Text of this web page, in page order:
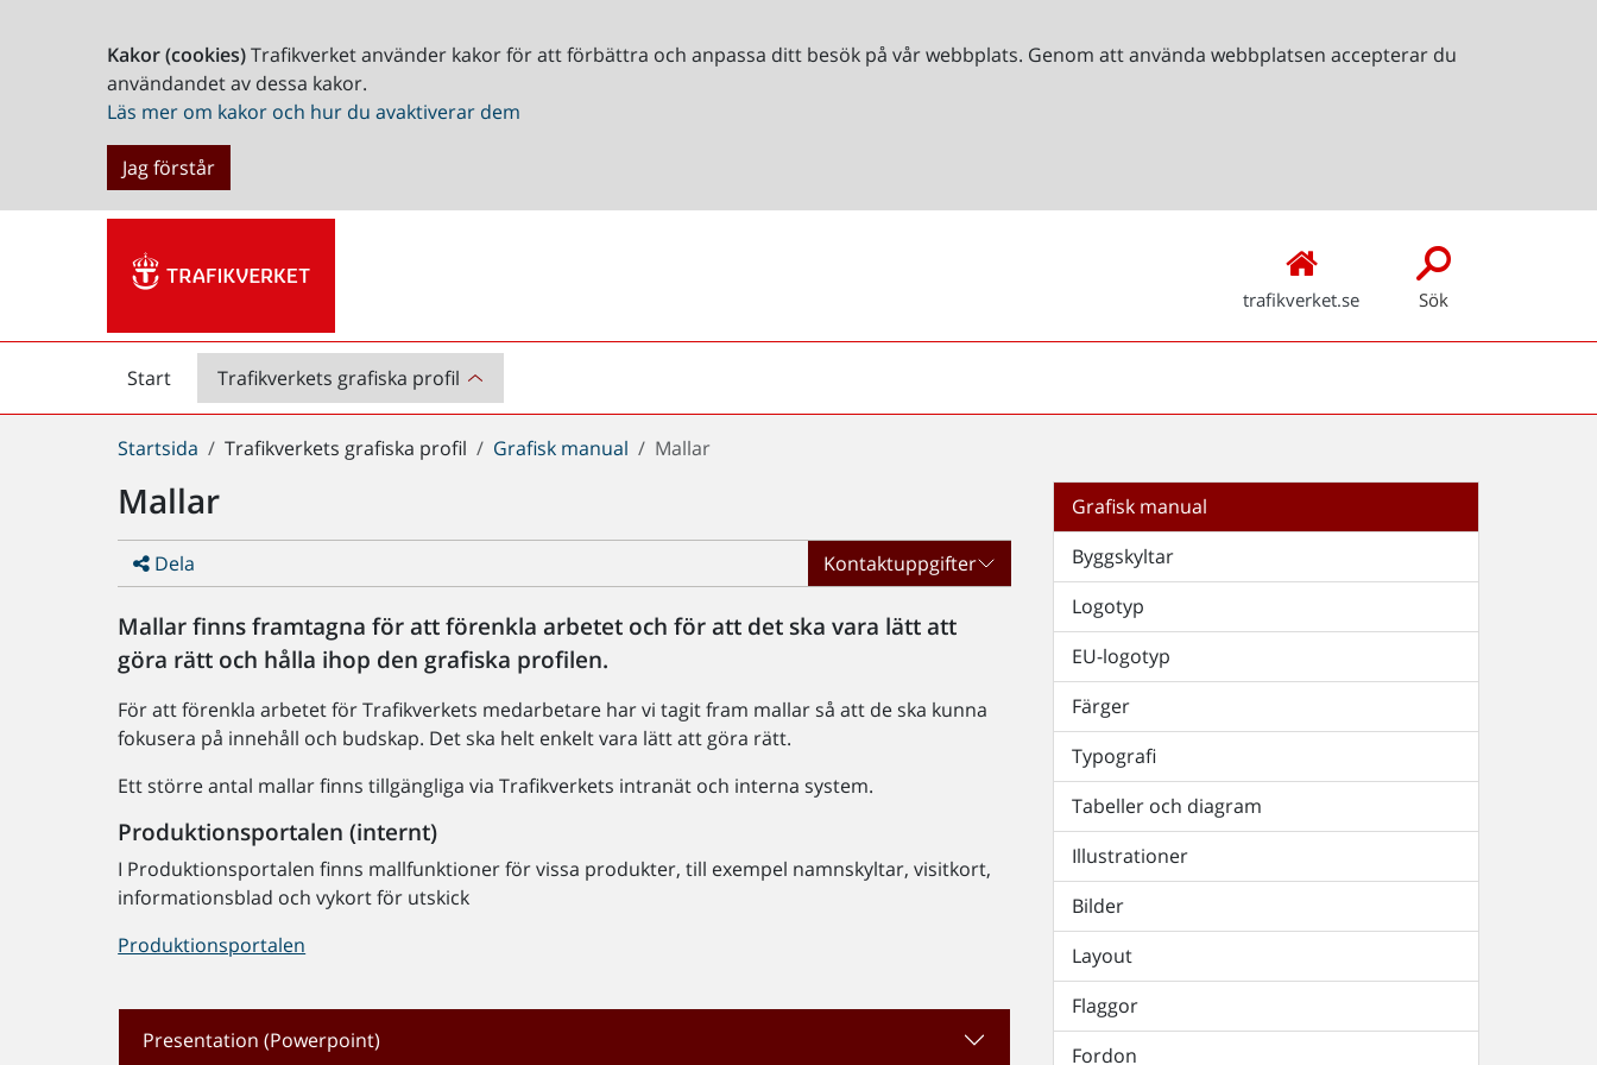
Kakor (cookies)Trafikverket använder kakor för att förbättra och anpassa ditt besök på vår webbplats. Genom att använda webbplatsen accepterar du
användandet av dessa kakor.
Läs mer om kakor och hur du avaktiverar dem
Jag förstår
trafikverket.se Sök
Start
Start Trafikverkets grafiska profil
Du
här:
Startsida Trafikverkets grafiska profil Grafisk manual Mallar
Mallar
Dela Kontaktuppgifter
Mallar finns framtagna för att förenkla arbetet och för att det ska vara lätt att
göra rätt och hålla ihop den grafiska profilen.
För att förenkla arbetet för Trafikverkets medarbetare har vi tagit fram mallar så att de ska kunna
fokusera på innehåll och budskap. Det ska helt enkelt vara lätt att göra rätt.
Ett större antal mallar finns tillgängliga via Trafikverkets intranät och interna system.
Produktionsportalen (internt)
I Produktionsportalen finns mallfunktioner för vissa produkter, till exempel namnskyltar, visitkort,
informationsblad och vykort för utskick
Produktionsportalen
Presentation (Powerpoint)
Grafisk manual
Byggskyltar
Logotyp
EU-logotyp
Färger
Typografi
Tabeller och diagram
Illustrationer
Bilder
Layout
Flaggor
Fordon